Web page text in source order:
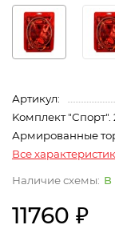
Артикул:
Kомплект
Армированные
Все
В
11760 ₽